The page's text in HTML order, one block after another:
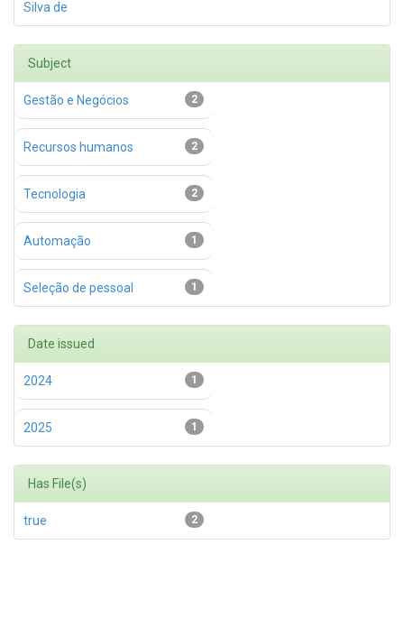
Silva de
Subject
2
Gestão e Negócios
2
Recursos humanos
2
Tecnologia
1
Automação
1
Seleção de pessoal
Date issued
1
2024
1
2025
Has File(s)
2
true